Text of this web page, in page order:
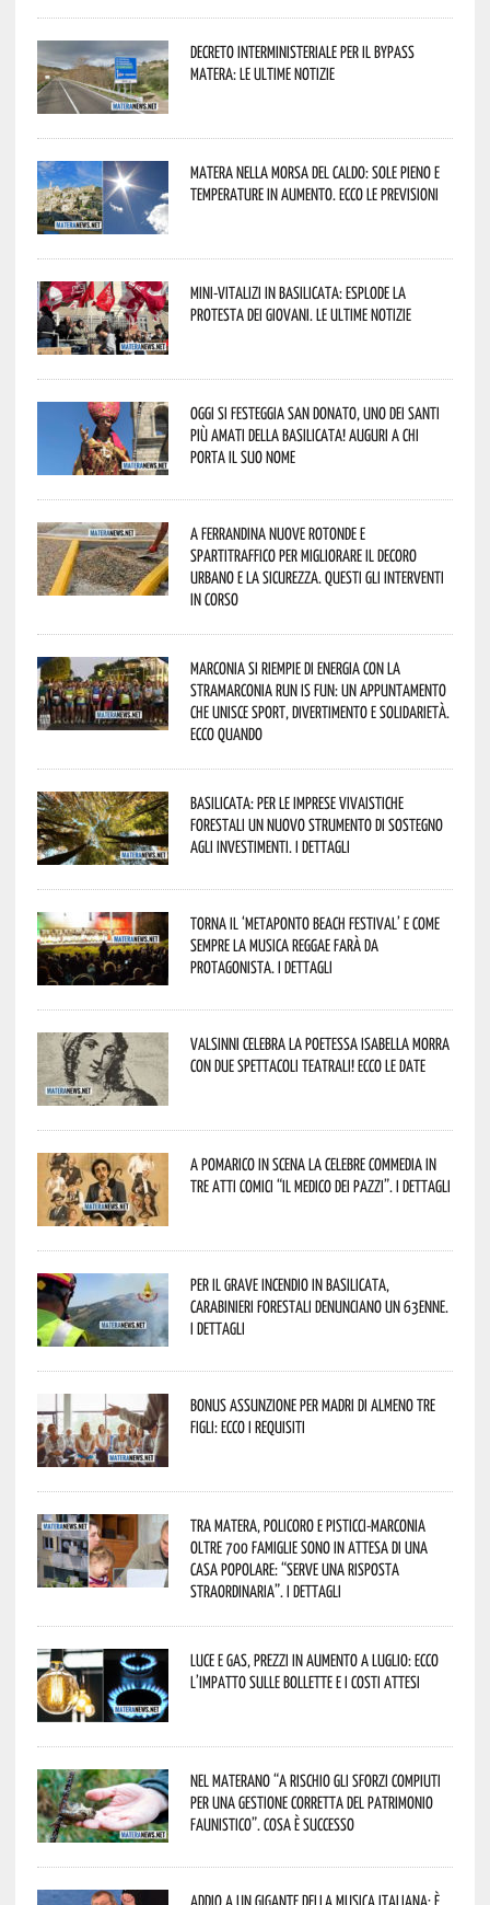
Decreto interministeriale per il Bypass
Matera: le ultime notizie
Matera nella morsa del caldo: sole pieno e
temperature in aumento. Ecco le previsioni
Mini-vitalizi in Basilicata: esplode la
protesta dei giovani. Le ultime notizie
Oggi si festeggia San Donato, uno dei Santi
più amati della Basilicata! Auguri a chi
porta il suo nome
A Ferrandina nuove rotonde e
spartitraffico per migliorare il decoro
urbano e la sicurezza. Questi gli interventi
in corso
Marconia si riempie di energia con la
StraMarconia Run is Fun: un appuntamento
che unisce sport, divertimento e solidarietà.
Ecco quando
Basilicata: per le imprese vivaistiche
forestali un nuovo strumento di sostegno
agli investimenti. I dettagli
Torna il ‘Metaponto beach festival’ e come
sempre la musica reggae farà da
protagonista. I dettagli
Valsinni celebra la poetessa Isabella Morra
con due spettacoli teatrali! Ecco le date
A Pomarico in scena la celebre commedia in
tre atti comici “Il medico dei pazzi”. I dettagli
Per il grave incendio in Basilicata,
Carabinieri forestali denunciano un 63enne.
I dettagli
Bonus assunzione per madri di almeno tre
figli: ecco i requisiti
Tra Matera, Policoro e Pisticci-Marconia
oltre 700 famiglie sono in attesa di una
casa popolare: “serve una risposta
straordinaria”. I dettagli
Luce e gas, prezzi in aumento a luglio: ecco
l’impatto sulle bollette e i costi attesi
Nel materano “a rischio gli sforzi compiuti
per una gestione corretta del patrimonio
faunistico”. Cosa è successo
Addio a un gigante della musica italiana: è